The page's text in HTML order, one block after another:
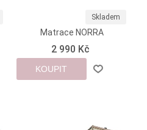
Skladem
Matrace NORRA
2 990 Kč
KOUPIT